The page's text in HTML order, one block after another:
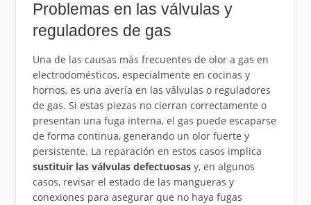
Problemas en las válvulas y
reguladores de gas
Una de las causas más frecuentes de olor a gas en
electrodomésticos, especialmente en cocinas y
hornos, es una avería en las válvulas o reguladores
de gas. Si estas piezas no cierran correctamente o
presentan una fuga interna, el gas puede escaparse
de forma continua, generando un olor fuerte y
persistente. La reparación en estos casos implica
sustituir las válvulas defectuosasy, en algunos
casos, revisar el estado de las mangueras y
conexiones para asegurar que no haya fugas